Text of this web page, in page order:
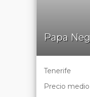
Papa
Tenerife
Precio